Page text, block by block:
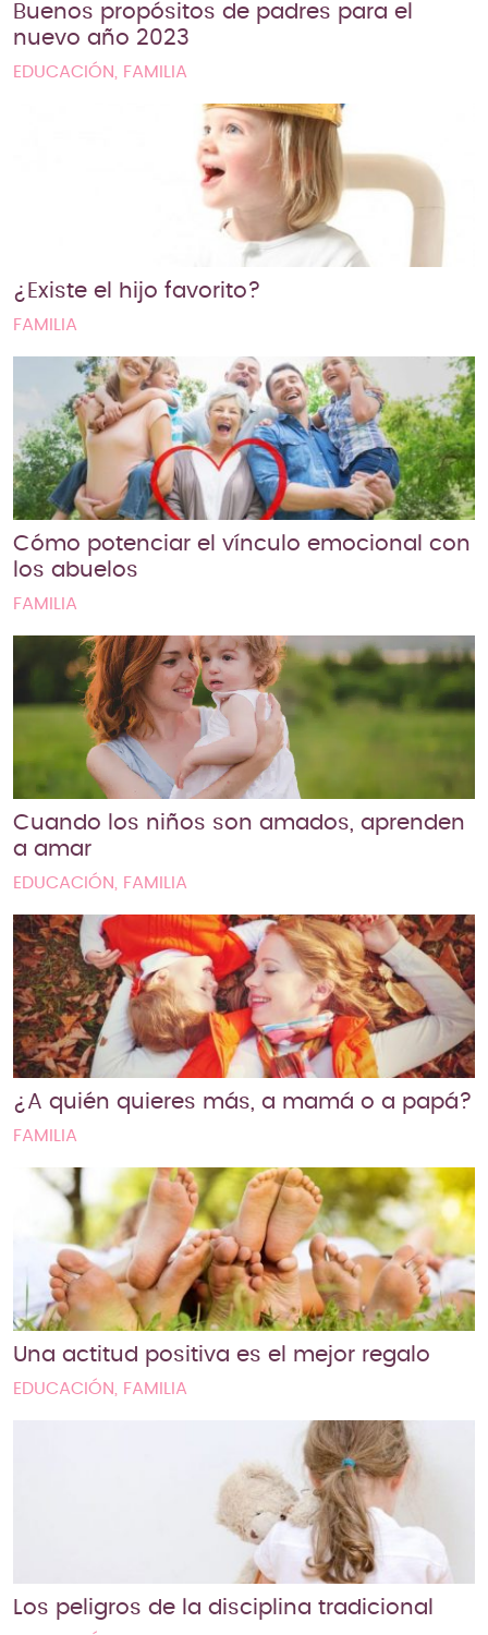
Buenos propósitos de padres para el
nuevo año 2023
EDUCACIÓN, FAMILIA
¿Existe el hijo favorito?
FAMILIA
Cómo potenciar el vínculo emocional con
los abuelos
FAMILIA
Cuando los niños son amados, aprenden
a amar
EDUCACIÓN, FAMILIA
¿A quién quieres más, a mamá o a papá?
FAMILIA
Una actitud positiva es el mejor regalo
EDUCACIÓN, FAMILIA
Los peligros de la disciplina tradicional